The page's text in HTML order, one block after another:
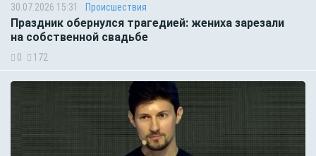
30.07.2026 15:31 Происшествия
Праздник обернулся трагедией: жениха зарезали
на собственной свадьбе
0 172